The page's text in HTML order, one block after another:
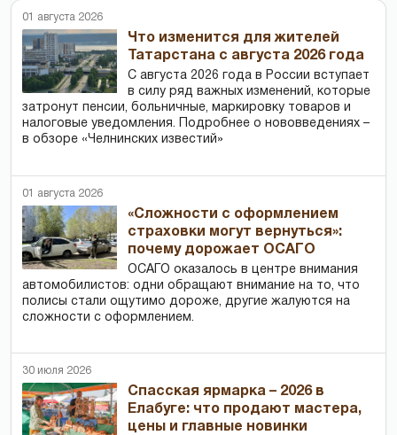
01 августа 2026
Что изменится для жителей
Татарстана с августа 2026 года
С августа 2026 года в России вступает
в силу ряд важных изменений, которые
затронут пенсии, больничные, маркировку товаров и
налоговые уведомления. Подробнее о нововведениях –
в обзоре «Челнинских известий»
01 августа 2026
«Сложности с оформлением
страховки могут вернуться»:
почему дорожает ОСАГО
ОСАГО оказалось в центре внимания
автомобилистов: одни обращают внимание на то, что
полисы стали ощутимо дороже, другие жалуются на
сложности с оформлением.
30 июля 2026
Спасская ярмарка – 2026 в
Елабуге: что продают мастера,
цены и главные новинки